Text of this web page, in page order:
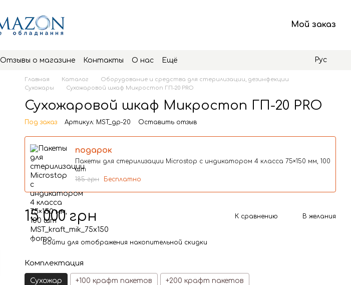
Мой заказ
Отзывы о магазине Контакты О нас Ещё Рус
Главная Каталог
Оборудование и средства для стерилизации, дезинфекции
Сухожары
Сухожаровой шкаф Микростоп ГП-20 PRO
Сухожаровой шкаф Микростоп ГП-20 PRO
Под заказ Артикул: MST_gp-20 Оставить отзыв
подарок
Пакеты для стерилизации Microstop с индикатором 4 класса 75×150 мм, 100
шт
185 грн
Бесплатно
15 000 грн К сравнению В желания
% Войти для отображения накопительной скидки
Комплектация
Сухожар +100 крафт пакетов +200 крафт пакетов